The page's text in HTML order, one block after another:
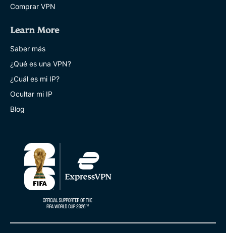
Comprar VPN
Learn More
Saber más
¿Qué es una VPN?
¿Cuál es mi IP?
Ocultar mi IP
Blog